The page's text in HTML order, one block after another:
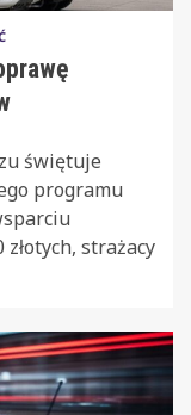
świętuje
programu
strażacy